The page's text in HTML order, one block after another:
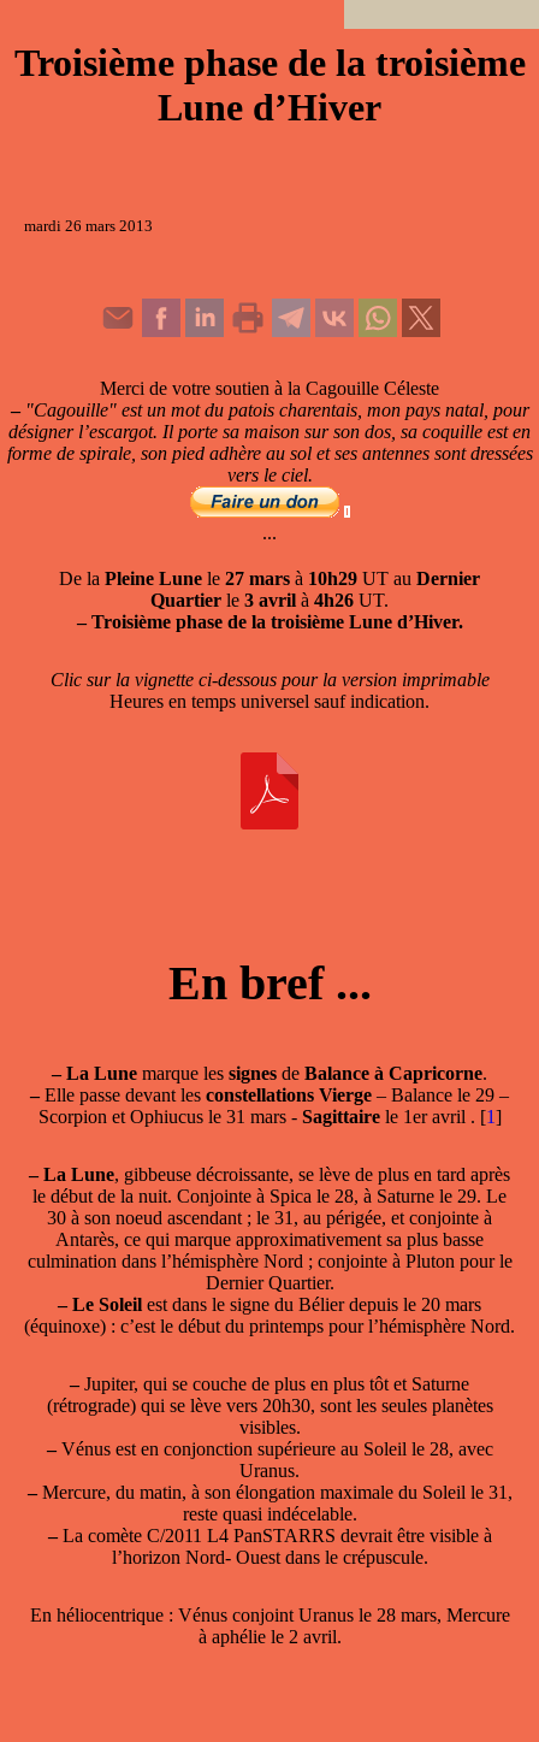
Troisième phase de la troisième
Lune d’Hiver
mardi 26 mars 2013
Merci de votre soutien à la Cagouille Céleste
– "Cagouille" est un mot du patois charentais, mon pays natal, pour
désigner l’escargot. Il porte sa maison sur son dos, sa coquille est en
forme de spirale, son pied adhère au sol et ses antennes sont dressées
vers le ciel.
...
De la Pleine Lune le 27 mars à 10h29 UT au Dernier
Quartier le 3 avril à 4h26 UT.
– Troisième phase de la troisième Lune d’Hiver.
Clic sur la vignette ci-dessous pour la version imprimable
Heures en temps universel sauf indication.
En bref ...
– La Lune marque les signes de Balance à Capricorne.
–Elle passe devant les constellations Vierge – Balance le 29 –
Scorpion et Ophiucus le 31 mars - Sagittaire le 1er avril . [1]
– La Lune, gibbeuse décroissante, se lève de plus en tard après
le début de la nuit. Conjointe à Spica le 28, à Saturne le 29. Le
30 à son noeud ascendant ; le 31, au périgée, et conjointe à
Antarès, ce qui marque approximativement sa plus basse
culmination dans l’hémisphère Nord ; conjointe à Pluton pour le
Dernier Quartier.
– Le Soleil est dans le signe du Bélier depuis le 20 mars
(équinoxe) : c’est le début du printemps pour l’hémisphère Nord.
–Jupiter, qui se couche de plus en plus tôt et Saturne
(rétrograde) qui se lève vers 20h30, sont les seules planètes
visibles.
–Vénus est en conjonction supérieure au Soleil le 28, avec
Uranus.
–Mercure, du matin, à son élongation maximale du Soleil le 31,
reste quasi indécelable.
–La comète C/2011 L4 PanSTARRS devrait être visible à
l’horizon Nord- Ouest dans le crépuscule.
En héliocentrique : Vénus conjoint Uranus le 28 mars, Mercure
à aphélie le 2 avril.